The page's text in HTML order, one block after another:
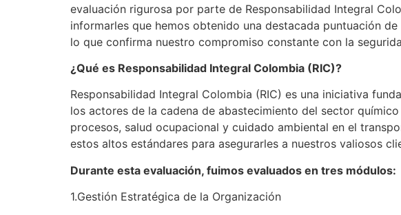
evaluación rigurosa por parte de Responsabilidad Integral
informarles que hemos obtenido una destacada puntuación
lo que confirma nuestro compromiso constante con la
¿Qué es Responsabilidad Integral Colombia (RIC)?
Responsabilidad Integral Colombia (RIC) es una iniciativa
los actores de la cadena de abastecimiento del sector
procesos, salud ocupacional y cuidado ambiental en el
estos altos estándares para asegurarles a nuestros valiosos
Durante esta evaluación, fuimos evaluados en tres módulos:
1.Gestión Estratégica de la Organización